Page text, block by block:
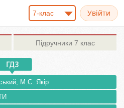
7-клас
Підручники 7 клас
М.С. Якір